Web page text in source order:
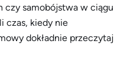
czy samobójstwa w ciągu
czas, kiedy nie
dokładnie przeczytaj